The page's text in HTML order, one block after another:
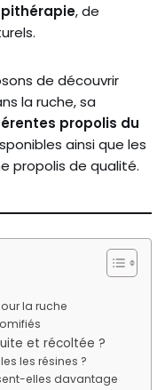
, de
de découvrir
la ruche, sa
propolis du
ainsi que les
propolis de qualité.
la ruche
et récoltée ?
les résines ?
elles davantage